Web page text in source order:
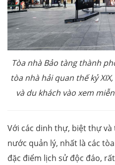
Tòa nhà Bảo tàng thành
tòa nhà hải quan thế kỷ
và du khách vào xem
Với các dinh thự, biệt thự
nước quản lý, nhất là các
đặc điểm lịch sử độc đáo,